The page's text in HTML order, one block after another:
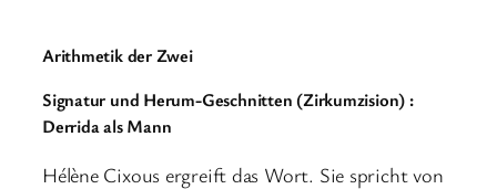
Arithmetik der Zwei
Signatur und Herum-Geschnitten (Zirkumzision) :
Derrida als Mann
Hélène Cixous ergreift das Wort. Sie spricht von